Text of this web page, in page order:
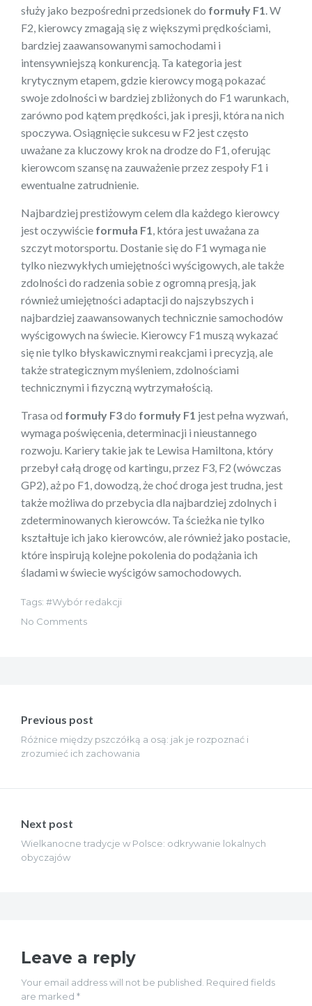
służy jako bezpośredni przedsionek do formuły F1 . W
F2, kierowcy zmagają się z większymi prędkościami,
bardziej zaawansowanymi samochodami i
intensywniejszą konkurencją. Ta kategoria jest
krytycznym etapem, gdzie kierowcy mogą pokazać
swoje zdolności w bardziej zbliżonych do F1 warunkach,
zarówno pod kątem prędkości, jak i presji, która na nich
spoczywa. Osiągnięcie sukcesu w F2 jest często
uważane za kluczowy krok na drodze do F1, oferując
kierowcom szansę na zauważenie przez zespoły F1 i
ewentualne zatrudnienie.
Najbardziej prestiżowym celem dla każdego kierowcy
jest oczywiście formuła F1 , która jest uważana za
szczyt motorsportu. Dostanie się do F1 wymaga nie
tylko niezwykłych umiejętności wyścigowych, ale także
zdolności do radzenia sobie z ogromną presją, jak
również umiejętności adaptacji do najszybszych i
najbardziej zaawansowanych technicznie samochodów
wyścigowych na świecie. Kierowcy F1 muszą wykazać
się nie tylko błyskawicznymi reakcjami i precyzją, ale
także strategicznym myśleniem, zdolnościami
technicznymi i fizyczną wytrzymałością.
Trasa od formuły F3do formuły F1 jest pełna wyzwań,
wymaga poświęcenia, determinacji i nieustannego
rozwoju. Kariery takie jak te Lewisa Hamiltona, który
przebył całą drogę od kartingu, przez F3, F2 (wówczas
GP2), aż po F1, dowodzą, że choć droga jest trudna, jest
także możliwa do przebycia dla najbardziej zdolnych i
zdeterminowanych kierowców. Ta ścieżka nie tylko
kształtuje ich jako kierowców, ale również jako postacie,
które inspirują kolejne pokolenia do podążania ich
śladami w świecie wyścigów samochodowych.
Tags:
Wybór redakcji
No Comments
wpisu
Previous post
Różnice między pszczółką a osą: jak je rozpoznać i
zrozumieć ich zachowania
Next post
Wielkanocne tradycje w Polsce: odkrywanie lokalnych
obyczajów
Leave a reply
Your email address will not be published. Required fields
are marked *